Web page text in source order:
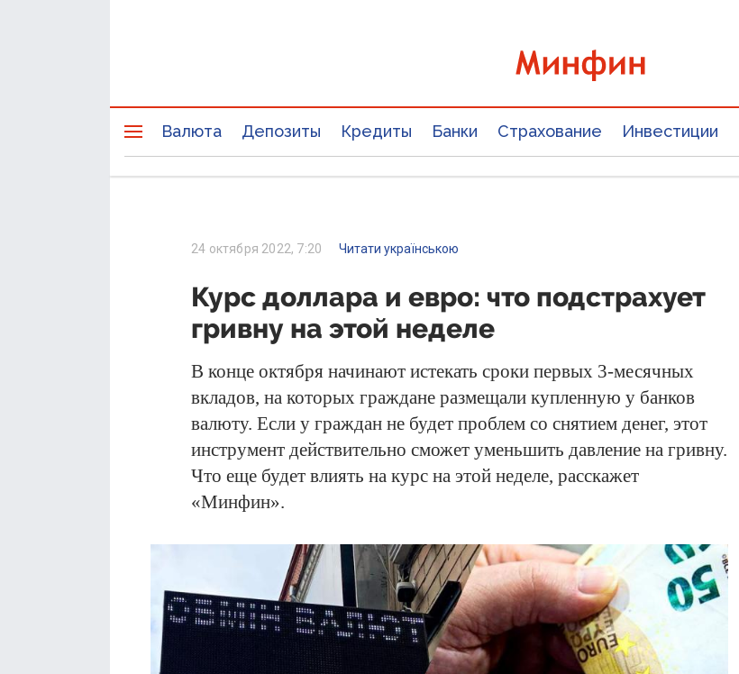
Валюта Депозиты Кредиты Банки Страхование Инвестиции
24 октября 2022, 7:20 Читати українською
Курс доллара и евро: что подстрахует
гривну на этой неделе
В конце октября начинают истекать сроки первых 3-месячных
вкладов, на которых граждане размещали купленную у банков
валюту. Если у граждан не будет проблем со снятием денег, этот
инструмент действительно сможет уменьшить давление на гривну.
Что еще будет влиять на курс на этой неделе, расскажет
«Минфин».